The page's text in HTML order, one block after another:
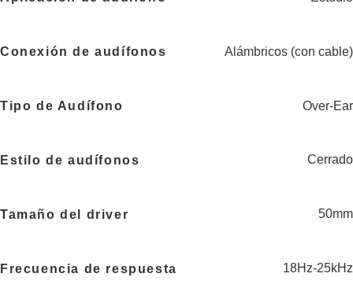
Conexión de audífonos Alámbricos (con cable)
Tipo de Audífono Over-Ear
Estilo de audífonos Cerrado
Tamaño del driver 50mm
Frecuencia de respuesta 18Hz-25kHz